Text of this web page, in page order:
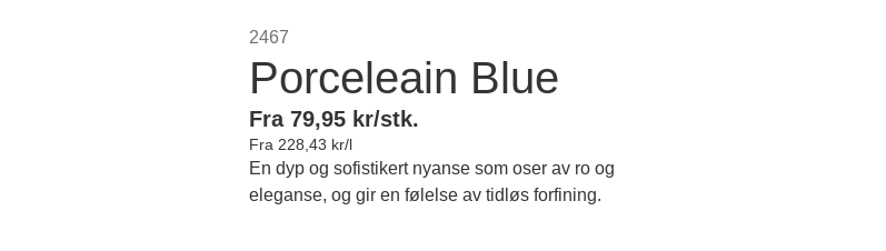
2467
Porceleain Blue
Fra 79,95 kr/stk.
Fra 228,43 kr/l
En dyp og sofistikert nyanse som oser av ro og
eleganse, og gir en følelse av tidløs forfining.